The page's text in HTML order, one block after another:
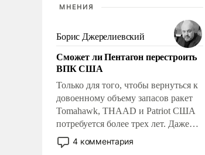
МНЕНИЯ
Борис Джерелиевский
Сможет ли Пентагон перестроить
ВПК США
Только для того, чтобы вернуться к
довоенному объему запасов ракет
Tomahawk, THAAD и Patriot США
потребуется более трех лет. Даже
небольшая война с Ираном
опустошила американские
4 комментария